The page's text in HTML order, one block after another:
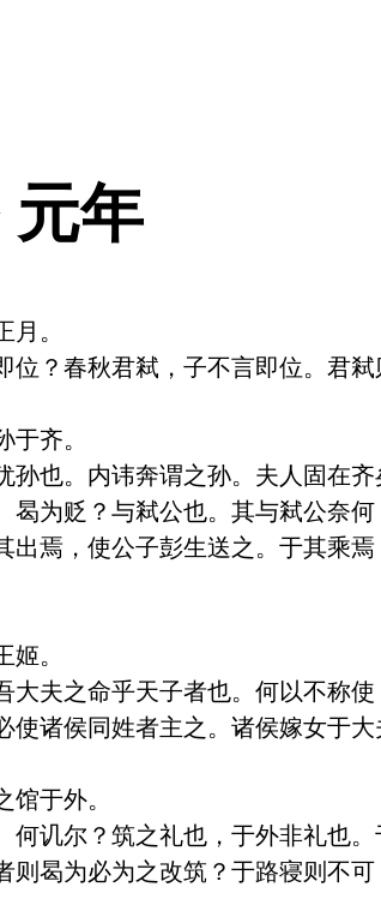
元年
。
位？春秋君弒，子不言即位。君
于齐。
孙也。内讳奔谓之孙。夫人固在
曷为贬？与弒公也。其与弒公奈
出焉，使公子彭生送之。于其乘
。
大夫之命乎天子者也。何以不称
使诸侯同姓者主之。诸侯嫁女于大
馆于外。
何讥尔？筑之礼也，于外非礼也
则曷为必为之改筑？于路寝则不